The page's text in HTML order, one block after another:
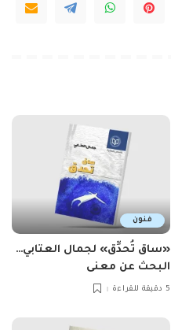
فنون
«ساق تُحدِّق» لجمال العتابي…
البحث عن معنى
5 دقيقة للقراءة